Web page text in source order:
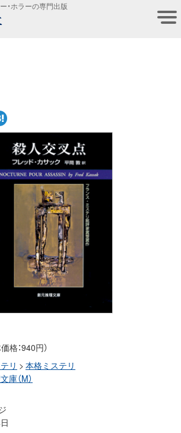
・ホラーの専門出版
格：940円）
リ > 本格ミステリ
庫（M）